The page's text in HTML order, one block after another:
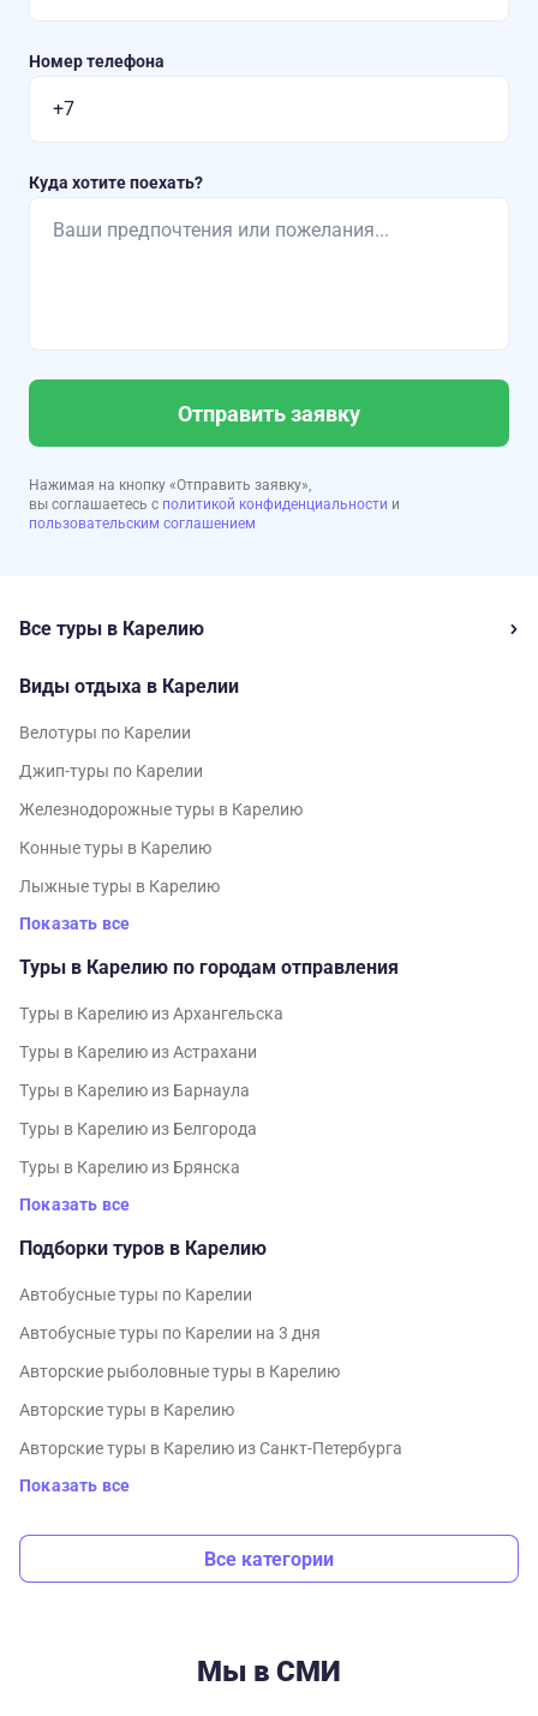
Номер телефона
Куда хотите поехать?
Отправить заявку
Нажимая на кнопку «Отправить заявку»,
вы соглашаетесь с политикой конфиденциальности и
пользовательским соглашением
Все туры в Карелию
Виды отдыха в Карелии
Велотуры по Карелии
Джип-туры по Карелии
Железнодорожные туры в Карелию
Конные туры в Карелию
Лыжные туры в Карелию
Показать все
Туры в Карелию по городам отправления
Туры в Карелию из Архангельска
Туры в Карелию из Астрахани
Туры в Карелию из Барнаула
Туры в Карелию из Белгорода
Туры в Карелию из Брянска
Показать все
Подборки туров в Карелию
Автобусные туры по Карелии
Автобусные туры по Карелии на 3 дня
Авторские рыболовные туры в Карелию
Авторские туры в Карелию
Авторские туры в Карелию из Санкт-Петербурга
Показать все
Все категории
Мы в СМИ